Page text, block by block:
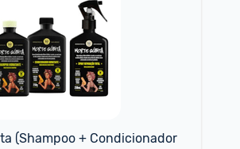
(Shampoo + Condicionador